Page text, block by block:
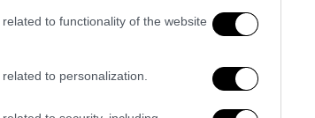
to functionality of the website
to personalization.
ναζιστικού
του
του
η ταινία
αδιάφορα ενώ